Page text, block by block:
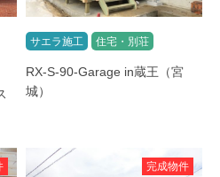
サエラ施工 住宅・別荘
RX-S-90-Garage in蔵王（宮
城）
完成物件